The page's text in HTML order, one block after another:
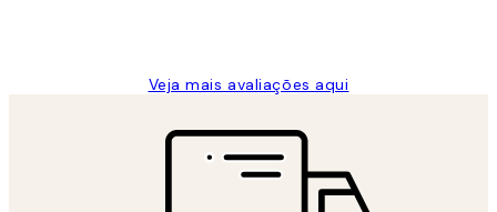
Veja mais avaliações aqui